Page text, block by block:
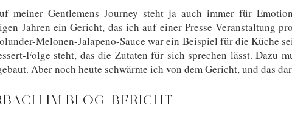
meiner Gentlemens Journey steht ja auch immer für
Jahren ein Gericht, das ich auf einer Presse-Veranstaltung
Melonen-Jalapeno-Sauce war ein Beispiel für die Küche
Folge steht, das die Zutaten für sich sprechen lässt. Dazu
Aber noch heute schwärme ich von dem Gericht, und das
IM BLOG-BERICHT